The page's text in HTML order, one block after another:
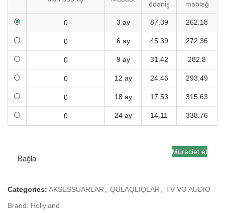
ödəniş
məbləğ
3 ay 87.39 262.18
6 ay 45.39 272.36
9 ay 31.42 282.8
12 ay 24.46 293.49
18 ay 17.53 315.63
24 ay 14.11 338.76
Bağla
Müraciət et
Categories: AKSESSUARLAR , QULAQLIQLAR , TV VƏ AUDİO
Brand: Hollyland